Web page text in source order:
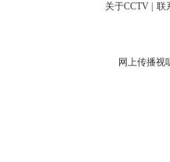
关于CCTV 联
网上传播视